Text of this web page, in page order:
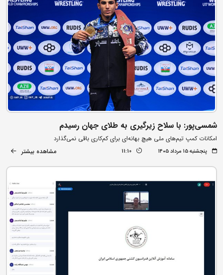
شمسی‌پور: با سلاح زیرگیری به طلای جهان رسیدم
امکانات کمپ تیم‌های ملی هیچ بهانه‌ای برای کم‌کاری باقی نمی‌گذارد
پنجشنبه ۱۵ مرداد ۱۴۰۵ 11:10 مشاهده بیشتر